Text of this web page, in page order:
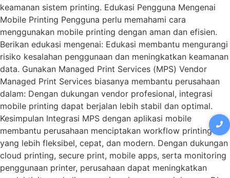
keamanan sistem printing. Edukasi Pengguna Mengenai
Mobile Printing Pengguna perlu memahami cara
menggunakan mobile printing dengan aman dan efisien.
Berikan edukasi mengenai: Edukasi membantu mengurangi
risiko kesalahan penggunaan dan meningkatkan keamanan
data. Gunakan Managed Print Services (MPS) Vendor
Managed Print Services biasanya membantu perusahaan
dalam: Dengan dukungan vendor profesional, integrasi
mobile printing dapat berjalan lebih stabil dan optimal.
Kesimpulan Integrasi MPS dengan aplikasi mobile
membantu perusahaan menciptakan workflow printing
yang lebih fleksibel, cepat, dan modern. Dengan dukungan
cloud printing, secure print, mobile apps, serta monitoring
penggunaan printer, perusahaan dapat meningkatkan